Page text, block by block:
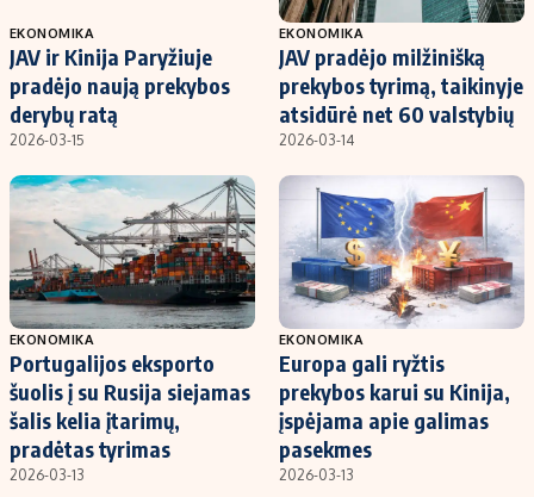
EKONOMIKA
JAV ir Kinija Paryžiuje
pradėjo naują prekybos
derybų ratą
2026-03-15
EKONOMIKA
JAV pradėjo milžinišką
prekybos tyrimą, taikinyje
atsidūrė net 60 valstybių
2026-03-14
EKONOMIKA
Portugalijos eksporto
šuolis į su Rusija siejamas
šalis kelia įtarimų,
pradėtas tyrimas
2026-03-13
EKONOMIKA
Europa gali ryžtis
prekybos karui su Kinija,
įspėjama apie galimas
pasekmes
2026-03-13